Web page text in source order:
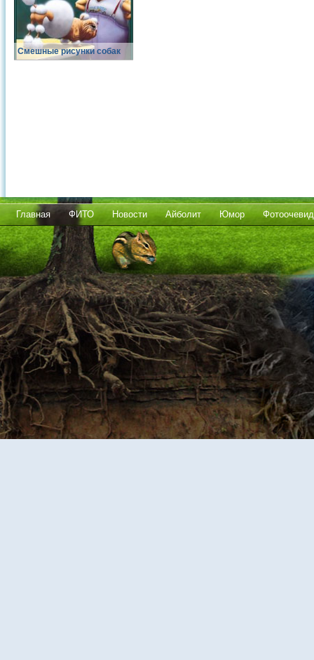
Смешные рисунки собак
Главная ФИТО Новости Айболит Юмор